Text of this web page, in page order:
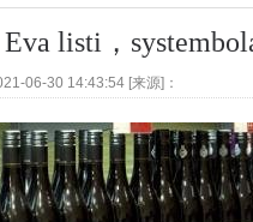
助理是一个机器人
字转型
没有终端名
楚起见
一个数字平台
。它又回到了未来
listi，
06-30 14:43:54 [来源]：